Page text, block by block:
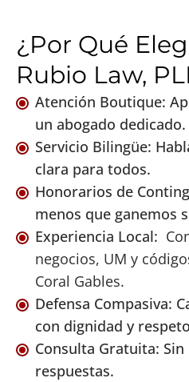
¿Por Qué
Rubio Law,
Atención Boutique:
un abogado dedicado.
Servicio Bilingüe:
clara para todos.
Honorarios de
menos que ganemos
Experiencia Local:
negocios, UM y
Coral Gables.
Defensa Compasiva:
con dignidad y
Consulta Gratuita:
respuestas.